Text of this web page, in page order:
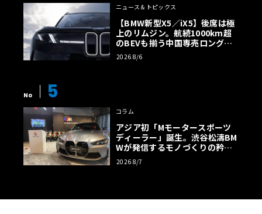
ニュース＆トピックス
【BMW新型X5／iX5】後席は極
上のリムジン。航続1000km超
のBEVも揃う中国専売ロング仕
様の全貌
2026 8/6
No 5
コラム
アジア初「Mモータースポーツ
ディーラー」誕生。渋谷松濤BM
Wが発信するモノづくりの矜持
【木下隆之コラム】
2026 8/7